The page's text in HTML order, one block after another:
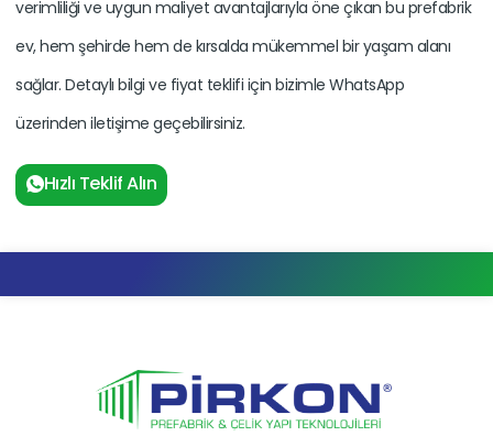
verimliliği ve uygun maliyet avantajlarıyla öne çıkan bu prefabrik
ev, hem şehirde hem de kırsalda mükemmel bir yaşam alanı
sağlar. Detaylı bilgi ve fiyat teklifi için bizimle WhatsApp
üzerinden iletişime geçebilirsiniz.
Hızlı Teklif Alın